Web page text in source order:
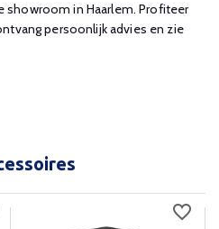
showroom in Haarlem. Profiteer
persoonlijk advies en zie